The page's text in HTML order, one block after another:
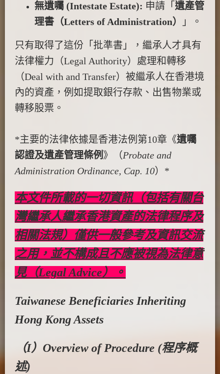
無遺囑 (Intestate Estate): 申請「 遺產管
理書（Letters of Administration）
」。
只有取得了這份「批準書」，繼承人才具有
法律權力（Legal Authority）處理和轉移
（Deal with and Transfer）被繼承人在香港境
內的資產，例如提取銀行存款、出售物業或
轉移股票。
*主要的法律依據是香港法例第10章《遺囑
認證及遺產管理條例 》（Probate and
Administration Ordinance, Cap. 10）*
本文件所載的一切資訊（包括有關台
灣繼承人繼承香港資產的法律程序及
相關法規）僅供一般參考及資訊交流
之用，並不構成且不應被視為法律意
見（Legal Advice）。
Taiwanese Beneficiaries Inheriting
Hong Kong Assets
（I）Overview of Procedure (程序概
述)